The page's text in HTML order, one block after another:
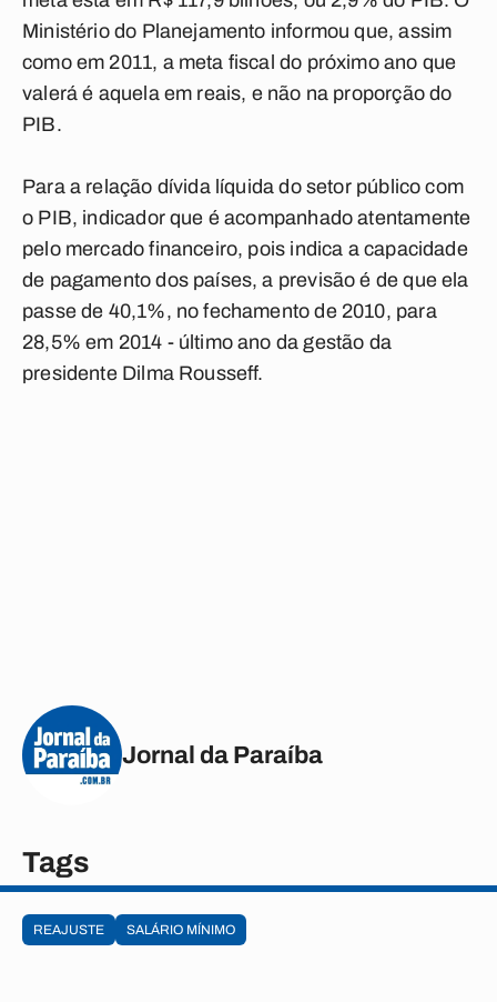
Ministério do Planejamento informou que, assim
como em 2011, a meta fiscal do próximo ano que
valerá é aquela em reais, e não na proporção do
PIB.
Para a relação dívida líquida do setor público com
o PIB, indicador que é acompanhado atentamente
pelo mercado financeiro, pois indica a capacidade
de pagamento dos países, a previsão é de que ela
passe de 40,1%, no fechamento de 2010, para
28,5% em 2014 - último ano da gestão da
presidente Dilma Rousseff.
Jornal da Paraíba
Tags
REAJUSTE SALÁRIO MÍNIMO